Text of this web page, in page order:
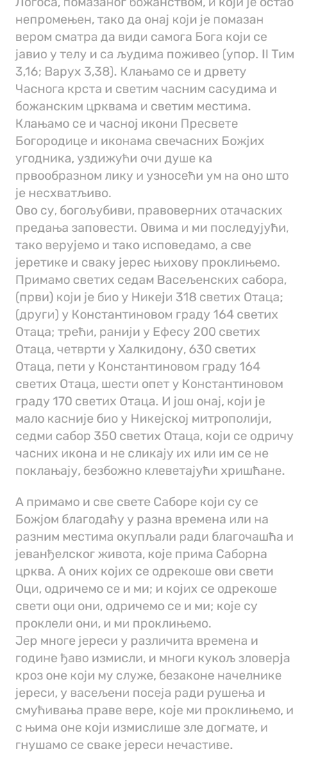
непромењен, тако да онај који је помазан
вером сматра да види самога Бога који се
јавио у телу и са људима поживео (упор. II Тим
3,16; Варух 3,38). Клањамо се и дрвету
Часнога крста и светим часним сасудима и
божанским црквама и светим местима.
Клањамо се и часној икони Пресвете
Богородице и иконама свечасних Божјих
угодника, уздижући очи душе ка
првообразном лику и узносећи ум на оно што
је несхватљиво.
Ово су, богољубиви, правоверних отачаских
предања заповести. Овима и ми последујући,
тако верујемо и тако исповедамо, а све
јеретике и сваку јерес њихову проклињемо.
Примамо светих седам Васељенских сабора,
(први) који је био у Никеји 318 светих Отаца;
(други) у Константиновом граду 164 светих
Отаца; трећи, ранији у Ефесу 200 светих
Отаца, четврти у Халкидону, 630 светих
Отаца, пети у Константиновом граду 164
светих Отаца, шести опет у Константиновом
граду 170 светих Отаца. И још онај, који је
мало касније био у Никејској митрополији,
седми сабор 350 светих Отаца, који се одричу
часних икона и не сликају их или им се не
поклањају, безбожно клеветајући хришћане.
А примамо и све свете Саборе који су се
Божјом благодаћу у разна времена или на
разним местима окупљали ради благочашћа и
јеванђелског живота, које прима Саборна
црква. А оних којих се одрекоше ови свети
Оци, одричемо се и ми; и којих се одрекоше
свети оци они, одричемо се и ми; које су
проклели они, и ми проклињемо.
Јер многе јереси у различита времена и
године ђаво измисли, и многи кукољ зловерја
кроз оне који му служе, безаконе начелнике
јереси, у васељени посеја ради рушења и
смућивања праве вере, које ми проклињемо, и
с њима оне који измислише зле догмате, и
гнушамо се сваке јереси нечастиве.